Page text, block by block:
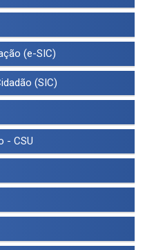
(e-SIC)
(SIC)
- CSU